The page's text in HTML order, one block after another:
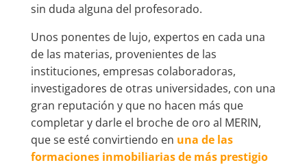
sin duda alguna del profesorado.
Unos ponentes de lujo, expertos en cada una
de las materias, provenientes de las
instituciones, empresas colaboradoras,
investigadores de otras universidades, con una
gran reputación y que no hacen más que
completar y darle el broche de oro al MERIN,
que se esté convirtiendo en una de las
formaciones inmobiliarias de más prestigio